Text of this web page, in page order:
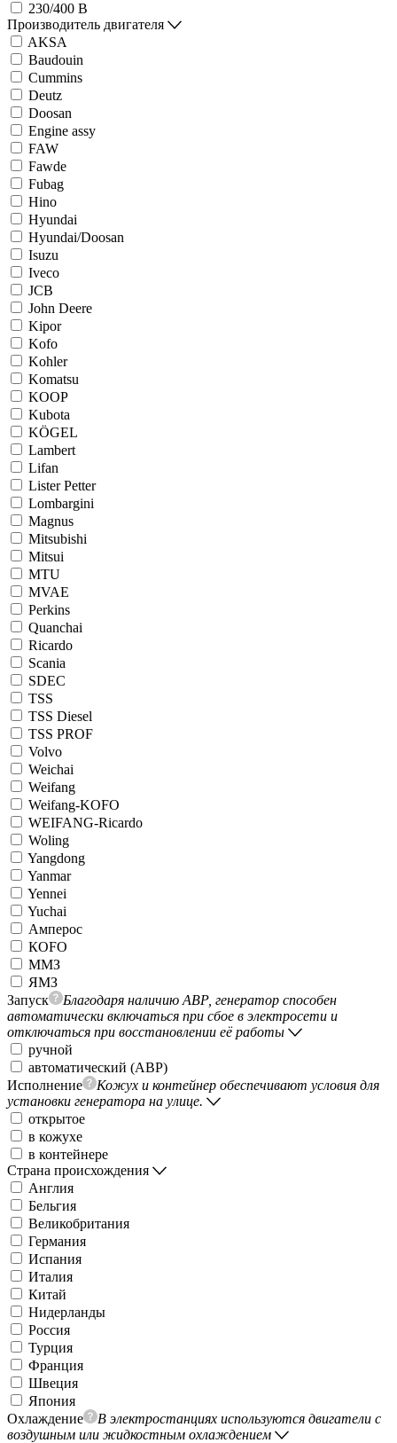
230/400 В
Производитель двигателя
AKSA
Baudouin
Cummins
Deutz
Doosan
Engine assy
FAW
Fawde
Fubag
Hino
Hyundai
Hyundai/Doosan
Isuzu
Iveco
JCB
John Deere
Kipor
Kofo
Kohler
Komatsu
KOOP
Kubota
KÖGEL
Lambert
Lifan
Lister Petter
Lombargini
Magnus
Mitsubishi
Mitsui
MTU
MVAE
Perkins
Quanchai
Ricardo
Scania
SDEC
TSS
TSS Diesel
TSS PROF
Volvo
Weichai
Weifang
Weifang-KOFO
WEIFANG-Ricardo
Woling
Yangdong
Yanmar
Yennei
Yuchai
Амперос
КОFO
ММЗ
ЯМЗ
Запуск
Благодаря наличию АВР, генератор способен
автоматически включаться при сбое в электросети и
отключаться при восстановлении её работы
ручной
автоматический (АВР)
Исполнение
Кожух и контейнер обеспечивают условия для
установки генератора на улице.
открытое
в кожухе
в контейнере
Страна происхождения
Англия
Бельгия
Великобритания
Германия
Испания
Италия
Китай
Нидерланды
Россия
Турция
Франция
Швеция
Япония
Охлаждение
В электростанциях используются двигатели с
воздушным или жидкостным охлаждением